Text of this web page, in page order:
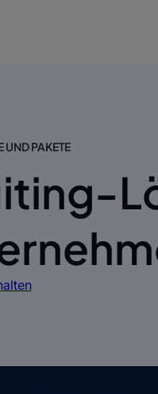
UND PAKETE